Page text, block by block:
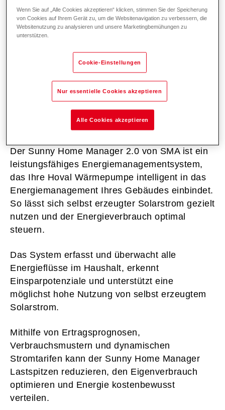
Hoval Wärmepumpe mit SMA:
Intelligente Energie optimal
Wer ist SMA?​
Der Sunny Home Manager 2.0 von SMA ist ein
leistungsfähiges Energiemanagementsystem,
das Ihre Hoval Wärmepumpe intelligent in das
Energiemanagement Ihres Gebäudes einbindet.
So lässt sich selbst erzeugter Solarstrom gezielt
nutzen und der Energieverbrauch optimal
steuern.
Das System erfasst und überwacht alle
Energieflüsse im Haushalt, erkennt
Einsparpotenziale und unterstützt eine
möglichst hohe Nutzung von selbst erzeugtem
Solarstrom.
Mithilfe von Ertragsprognosen,
Verbrauchsmustern und dynamischen
Stromtarifen kann der Sunny Home Manager
Lastspitzen reduzieren, den Eigenverbrauch
optimieren und Energie kostenbewusst
verteilen.
Wenn Sie auf „Alle Cookies akzeptieren“ klicken, stimmen Sie der Speicherung
von Cookies auf Ihrem Gerät zu, um die Websitenavigation zu verbessern, die
Websitenutzung zu analysieren und unsere Marketingbemühungen zu
unterstützen.
Cookie-Einstellungen
Nur essentielle Cookies akzeptieren
Alle Cookies akzeptieren